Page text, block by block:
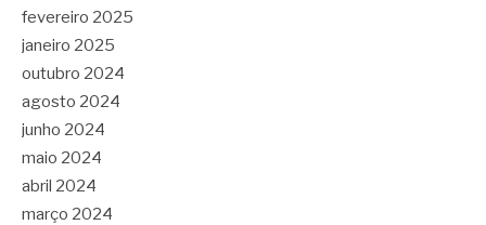
fevereiro 2025
janeiro 2025
outubro 2024
agosto 2024
junho 2024
maio 2024
abril 2024
março 2024